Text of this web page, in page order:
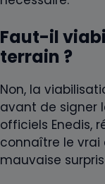
Faut-il
terrain ?
Non, la
avant de signer
officiels Enedis,
connaître le vrai
mauvaise